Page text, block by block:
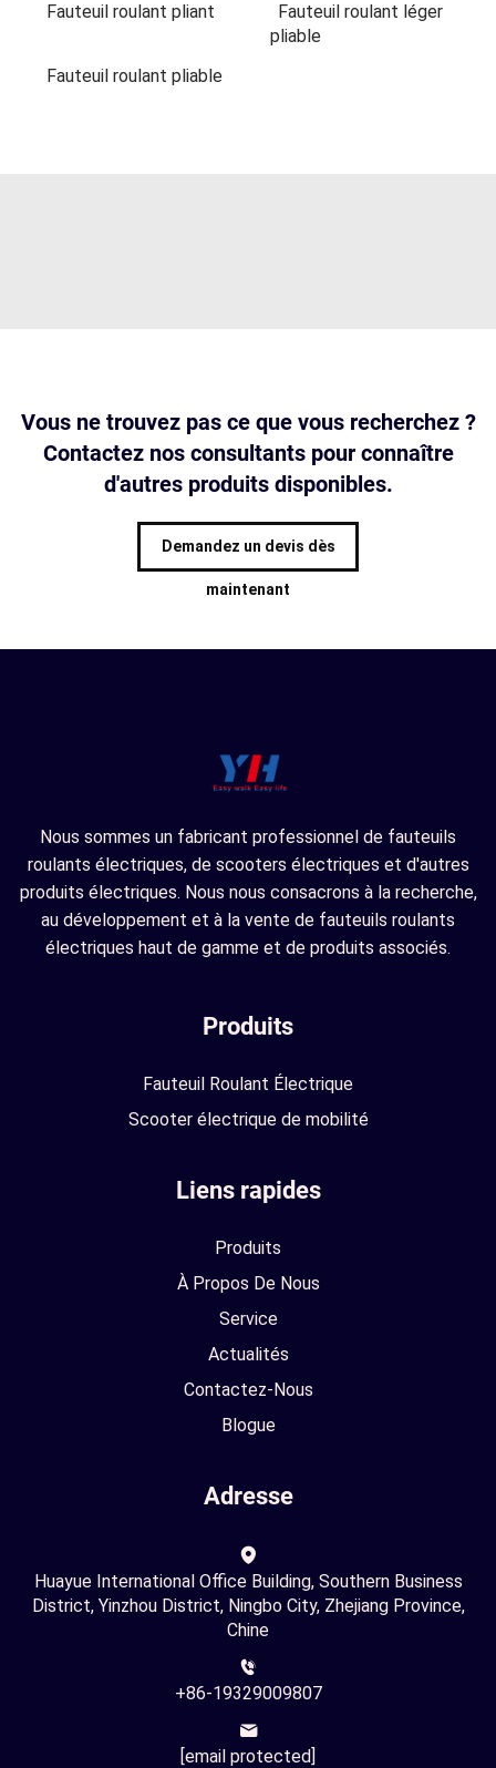
Fauteuil roulant pliant
Fauteuil roulant léger
pliable
Fauteuil roulant pliable
Vous ne trouvez pas ce que vous recherchez ?
Contactez nos consultants pour connaître
d'autres produits disponibles.
Demandez un devis dès
maintenant
Nous sommes un fabricant professionnel de fauteuils
roulants électriques, de scooters électriques et d'autres
produits électriques. Nous nous consacrons à la recherche,
au développement et à la vente de fauteuils roulants
électriques haut de gamme et de produits associés.
Produits
Fauteuil Roulant Électrique
Scooter électrique de mobilité
Liens rapides
Produits
À Propos De Nous
Service
Actualités
Contactez-Nous
Blogue
Adresse
Huayue International Office Building, Southern Business
District, Yinzhou District, Ningbo City, Zhejiang Province,
Chine
+86-19329009807
[email protected]